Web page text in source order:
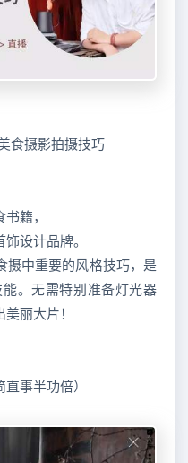
食摄影拍摄技巧
籍，
设计品牌。
摄中重要的风格技巧，是
。无需特别准备灯光器
丽大片！
事半功倍）